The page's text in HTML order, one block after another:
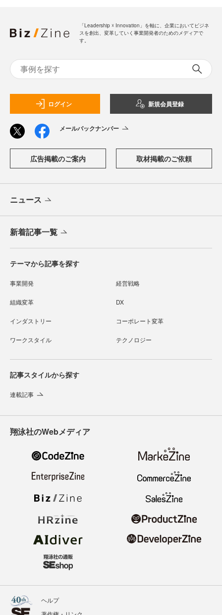
「Leadership ☓ Innovation」を軸に、企業においてビジネ
スを創出、変革していく事業開発者のためのメディアで
す。
ログイン 新規会員登録
メールバックナンバー
広告掲載のご案内 取材掲載のご依頼
ニュース
新着記事一覧
テーマから記事を探す
事業開発 経営戦略
組織変革 DX
インダストリー コーポレート変革
ワークスタイル テクノロジー
記事スタイルから探す
連載記事
翔泳社のWebメディア
ヘルプ